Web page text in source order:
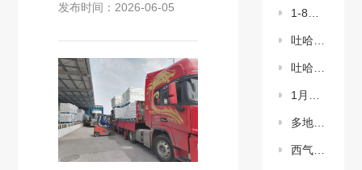
发布时间：2026-06-05 1-8月高技术产业投资保持快速增长
吐哈油田52条措施筑牢防洪“大坝”
吐哈油田石头缝压出效益油
1月份石化行业景气指数快速回暖
多地力推“瓶改管”拧紧燃气安全阀
西气东输二线149#阀室特级动火作业圆满完成